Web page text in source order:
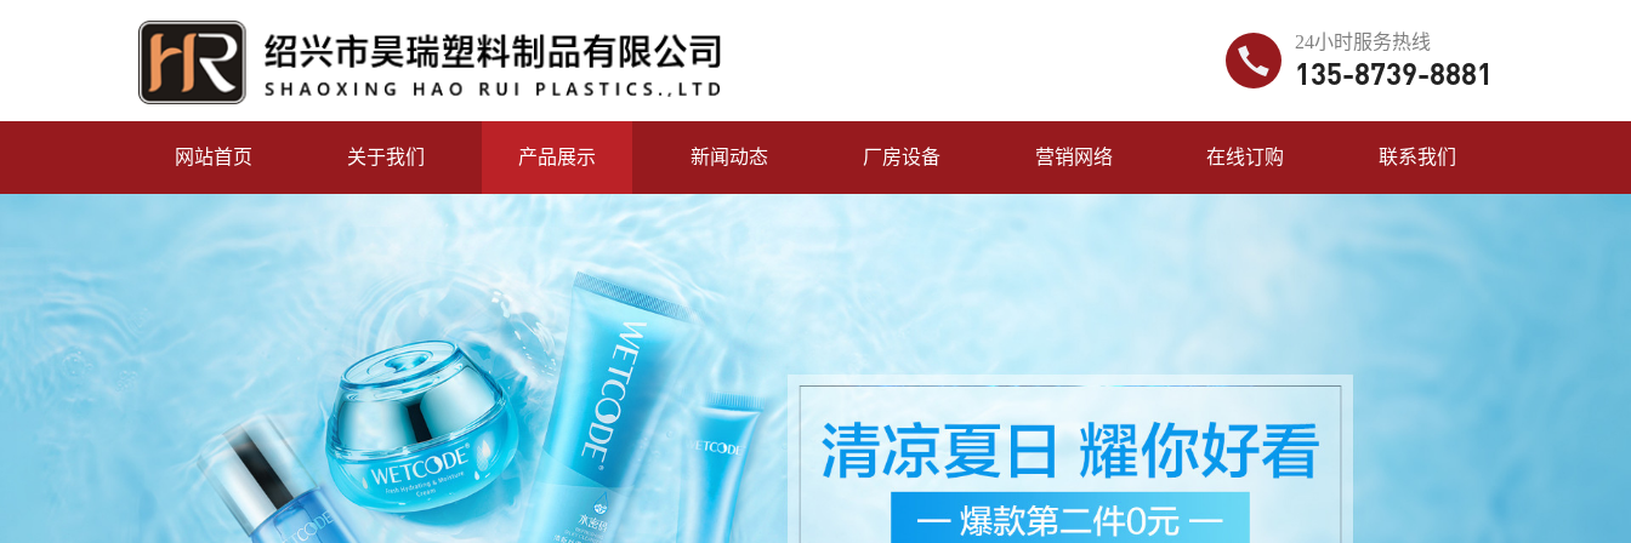
24小时服务热线
135-8739-8881
网站首页 关于我们 产品展示 新闻动态 厂房设备 营销网络 在线订购 联系我们